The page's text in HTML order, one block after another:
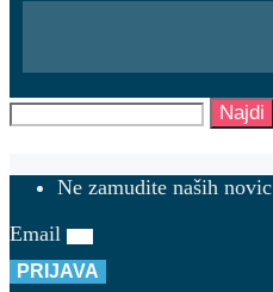
Najdi
Ne zamudite naših novic
Email
PRIJAVA